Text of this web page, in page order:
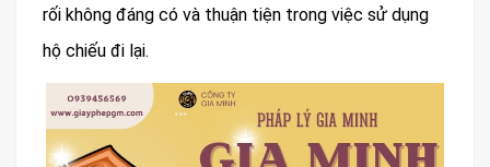
rối không đáng có và thuận tiện trong việc sử dụng
hộ chiếu đi lại.